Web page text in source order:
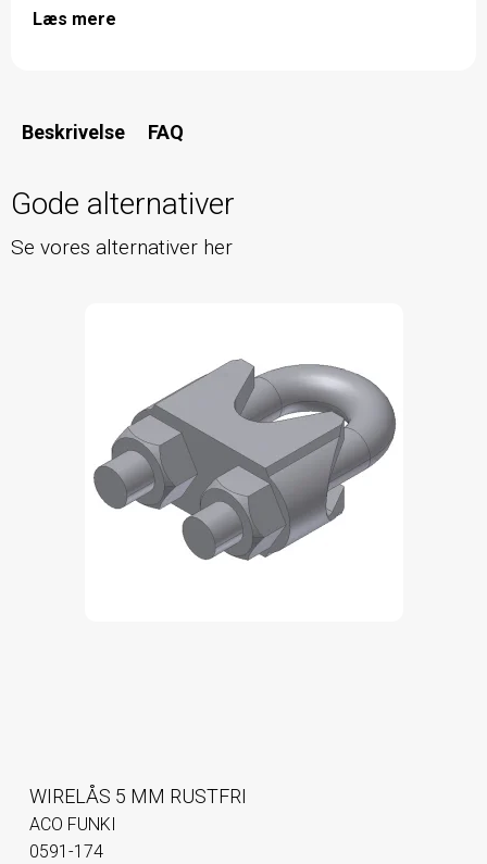
Læs mere
Beskrivelse FAQ
Gode alternativer
Se vores alternativer her
WIRELÅS 5 MM RUSTFRI
ACO FUNKI
0591-174